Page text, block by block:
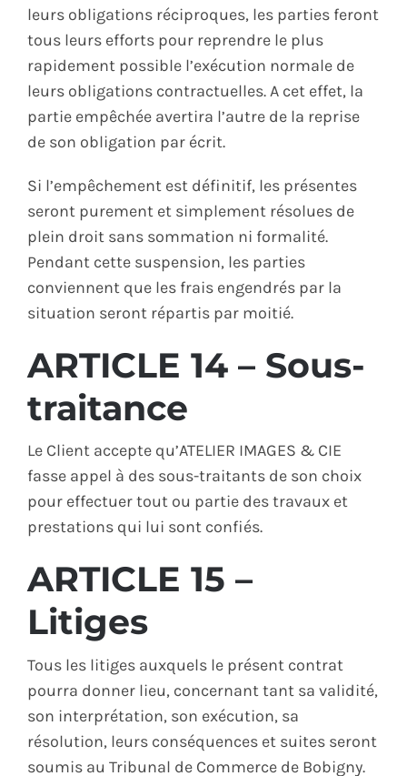
leurs obligations réciproques, les parties feront
tous leurs efforts pour reprendre le plus
rapidement possible l’exécution normale de
leurs obligations contractuelles. A cet effet, la
partie empêchée avertira l’autre de la reprise
de son obligation par écrit.
Si l’empêchement est définitif, les présentes
seront purement et simplement résolues de
plein droit sans sommation ni formalité.
Pendant cette suspension, les parties
conviennent que les frais engendrés par la
situation seront répartis par moitié.
ARTICLE 14 – Sous-
traitance
Le Client accepte qu’ATELIER IMAGES & CIE
fasse appel à des sous-traitants de son choix
pour effectuer tout ou partie des travaux et
prestations qui lui sont confiés.
ARTICLE 15 –
Litiges
Tous les litiges auxquels le présent contrat
pourra donner lieu, concernant tant sa validité,
son interprétation, son exécution, sa
résolution, leurs conséquences et suites seront
soumis au Tribunal de Commerce de Bobigny.